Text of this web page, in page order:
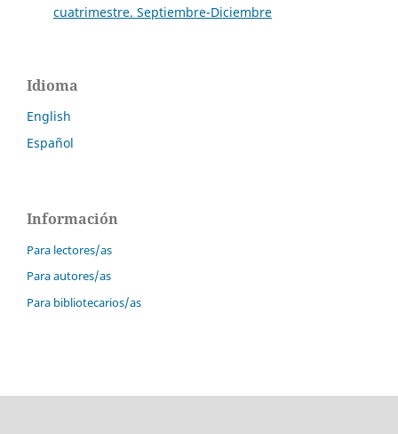
cuatrimestre. Septiembre-Diciembre
Idioma
English
Español
Información
Para lectores/as
Para autores/as
Para bibliotecarios/as